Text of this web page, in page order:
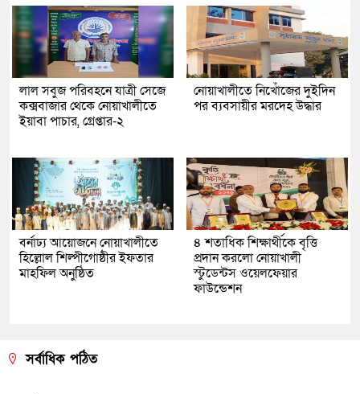
লাল সবুজ পরিবহনে যাত্রী সেজে
কক্সবাজার থেকে নোয়াখালীতে
ইয়াবা পাচার, গ্রেপ্তার-২
নোয়াখালীতে নিখোঁজের দুইদিন
পর ব্যবসায়ীর মরদেহ উদ্ধার
বর্নাঢ্য আয়োজনে নোয়াখালীতে
হিল্লোল শিল্পীগোষ্ঠীর ইফতার
মাহফিল অনুষ্ঠিত
৪ শতাধিক শিক্ষার্থীকে বৃত্তি
প্রদান করলো নোয়াখালী
স্টুডেন্টস ওয়েলফেয়ার
ফাউন্ডেশন
সর্বাধিক পঠিত